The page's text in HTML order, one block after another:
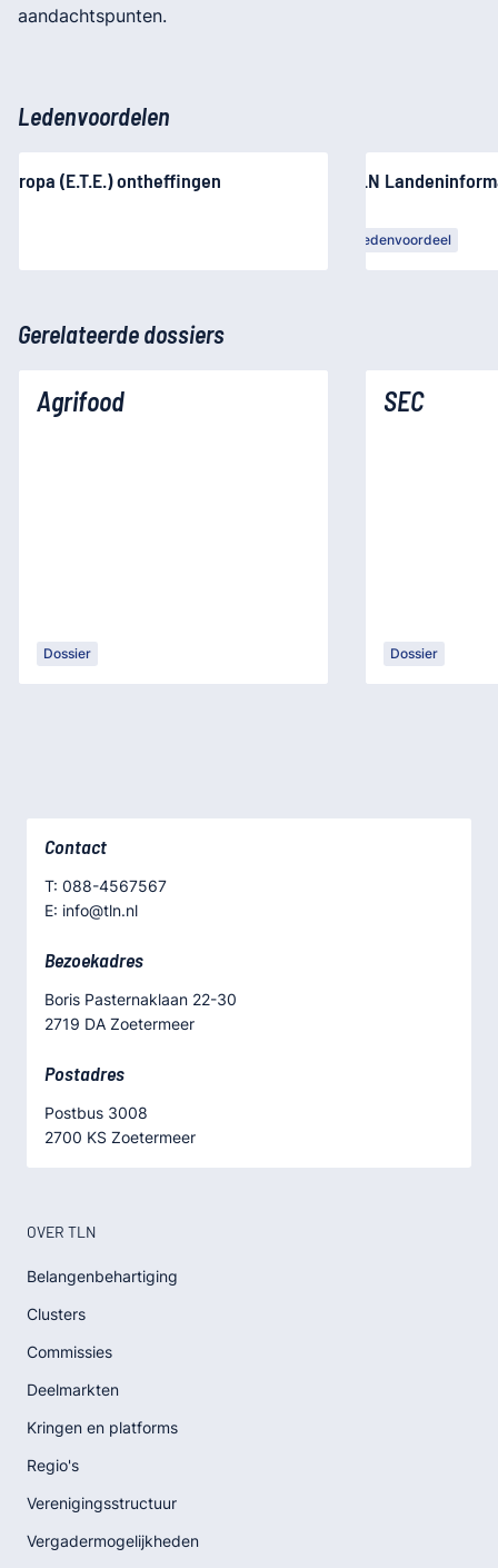
aandachtspunten.
Ledenvoordelen
(E.T.E.) ontheffingen TLN
Ledenvoordeel
Gerelateerde dossiers
Agrifood
Dossier
SEC
Dossier
Contact
T: 088-4567567
E: info@tln.nl
Bezoekadres
Boris Pasternaklaan 22-30
2719 DA Zoetermeer
Postadres
Postbus 3008
2700 KS Zoetermeer
OVER TLN
Belangenbehartiging
Clusters
Commissies
Deelmarkten
Kringen en platforms
Regio's
Verenigingsstructuur
Vergadermogelijkheden